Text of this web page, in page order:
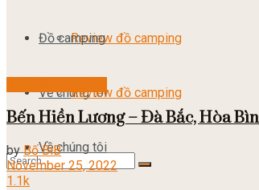
Review đồ camping
Về chúng tôi
Đồ camping
Review đồ camping
Về chúng tôi
Bến Hiền Lương – Đà Bắc, Hòa
by Bố BiB
November 25, 2022
1.1k